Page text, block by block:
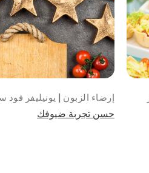
إرضاء الزبون | يونيليفر فود
حسن تجربة ضيوفك